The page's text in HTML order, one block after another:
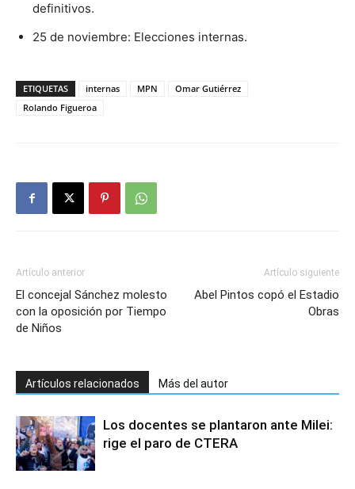
definitivos.
25 de noviembre: Elecciones internas.
ETIQUETAS internas MPN
Omar Gutiérrez
Rolando Figueroa
Artículo anterior
El concejal Sánchez molesto
con la oposición por Tiempo
de Niños
Artículo siguiente
Abel Pintos copó el Estadio
Obras
Artículos relacionados Más del autor
Los docentes se plantaron ante Milei:
rige el paro de CTERA